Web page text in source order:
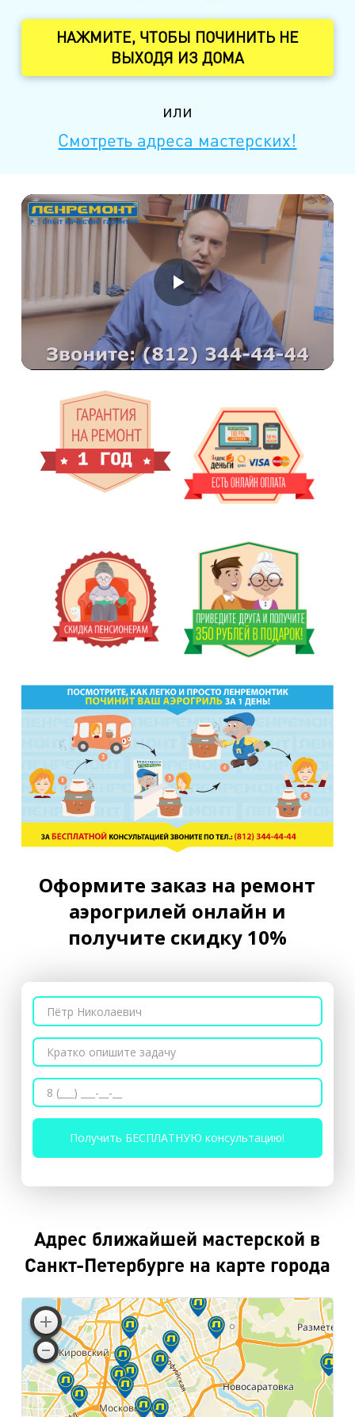
НАЖМИТЕ, ЧТОБЫ ПОЧИНИТЬ НЕ
ВЫХОДЯ ИЗ ДОМА
или
Смотреть адреса мастерских!
Воспроизвести
Видео
Оформите заказ на ремонт
аэрогрилей онлайн и
получите скидку 10%
Адрес ближайшей мастерской в
Санкт-Петербурге на карте города